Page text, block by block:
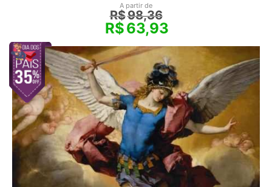
A partir de
R$98,36
R$63,93